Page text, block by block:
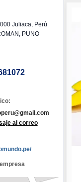
Juliaca, Perú
PUNO
al correo